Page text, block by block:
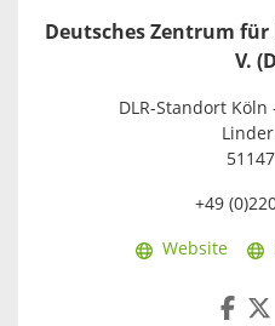
Deutsches Zentrum
V.
DLR-Standort
+49
Website